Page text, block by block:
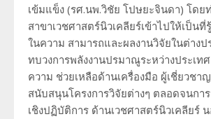
เข้มแข็ง (รศ.นพ.วิชัย โปษยะจินดา) โดย
สาขาเวชศาสตร์นิวเคลียร์เข้าไปให้เป็น
ในความ สามารถและผลงานวิจัยในต่างป
ทบวงการพลังงานปรมาณูระหว่างประเท
ความ ช่วยเหลือด้านเครื่องมือ ผู้เชี่ยวชา
สนับสนุนโครงการวิจัยต่างๆ ตลอดจนกา
เชิงปฏิบัติการ ด้านเวชศาสตร์นิวเคลียร์